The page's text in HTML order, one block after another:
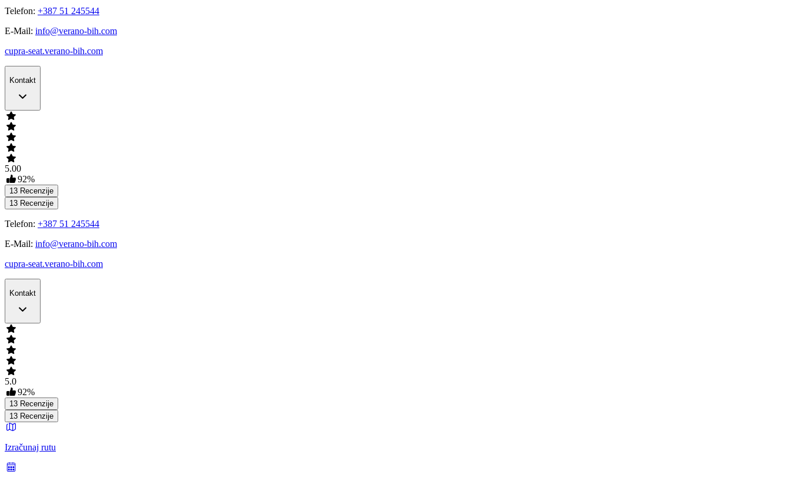
Telefon: +387 51 245544
E-Mail: info@verano-bih.com
cupra-seat.verano-bih.com
Kontakt
5.00
92%
13 Recenzije
13 Recenzije
Telefon: +387 51 245544
E-Mail: info@verano-bih.com
cupra-seat.verano-bih.com
Kontakt
5.0
92%
13 Recenzije
13 Recenzije
Izračunaj rutu